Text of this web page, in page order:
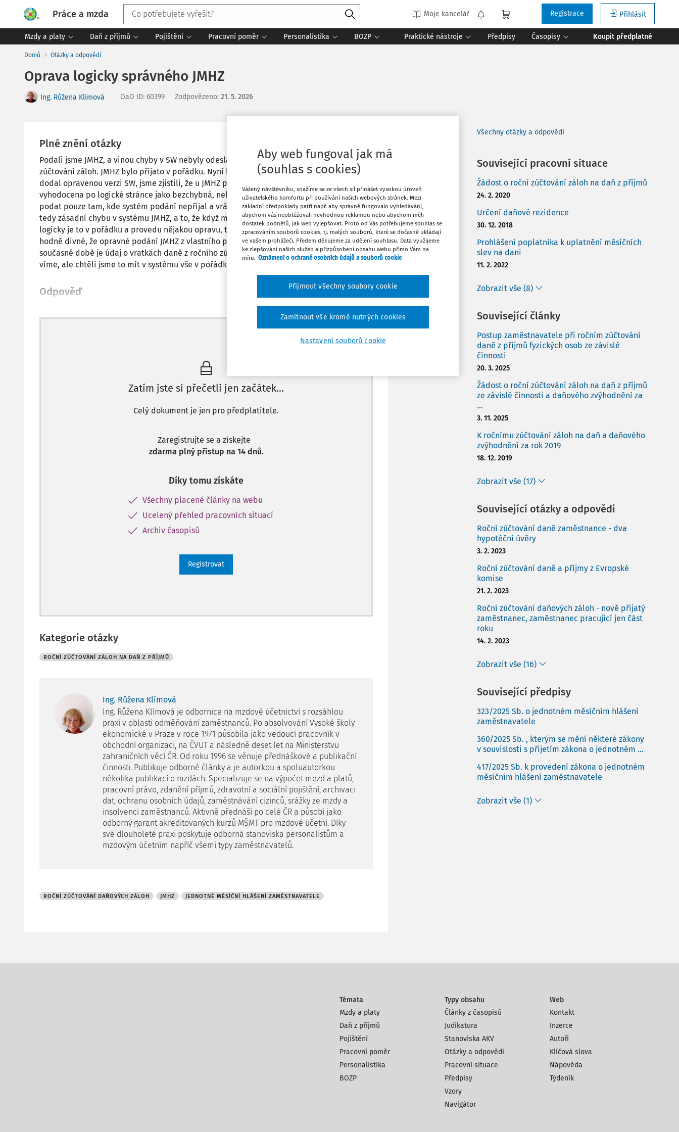
Práce a mzda Moje kancelář Přihlásit
Registrace
Mzdy a platy Daň z příjmů Pojištění Pracovní poměr Personalistika BOZP Praktické nástroje Předpisy Časopisy Koupit předplatné
Domů Otázky a odpovědi
Oprava logicky správného JMHZ
Ing. Růžena Klímová OaO ID: 60399 Zodpovězeno: 21. 5. 2026
Plné znění otázky
Podali jsme JMHZ, a vinou chyby v SW nebyly odeslány údaje o vratkách z ročního
zúčtování záloh. JMHZ bylo přijato v pořádku. Nyní když nám výrobce SW oznámil chybu a
dodal opravenou verzi SW, jsme zjistili, že u JMHZ podání, která byla systémem přijata a
vyhodocena po logické stránce jako bezchybná, nelze podat opravu. Opravy se nám daří
podat pouze tam, kde systém podání nepřijal a vrátil zpět chybové hlášení. Odhalili jsme
tedy zásadní chybu v systému JMHZ, a to, že když mám ve mzdách nějakou chybu, ale
logicky je to v pořádku a provedu nějakou opravu, tak opravné JMHZ nepodám? Přijde mi
hodně divné, že opravné podání JMHZ z vlastního podnětu nemám šanci podat. To že v
současné době je údaj o vratkách daně z ročního zúčtování nepovinný údaj, samozřejmě
víme, ale chtěli jsme to mít v systému vše v pořádku.
Odpověď
Máte předplatné? Přihlaste se
Zatím jste si přečetli jen začátek…
Celý dokument je jen pro předplatitele.
Zaregistrujte se a získejte
zdarma plný přístup na 14 dnů.
Díky tomu získáte
Všechny placené články na webu
Ucelený přehled pracovních situací
Archiv časopisů
Registrovat
Kategorie otázky
ROČNÍ ZÚČTOVÁNÍ ZÁLOH NA DAŇ Z PŘÍJMŮ
Ing. Růžena Klímová
Ing. Růžena Klímová je odbornice na mzdové účetnictví s rozsáhlou
praxí v oblasti odměňování zaměstnanců. Po absolvování Vysoké školy
ekonomické v Praze v roce 1971 působila jako vedoucí pracovník v
obchodní organizaci, na ČVUT a následně deset let na Ministerstvu
zahraničních věcí ČR. Od roku 1996 se věnuje přednáškové a publikační
činnosti. Publikuje odborné články a je autorkou a spoluautorkou
několika publikací o mzdách. Specializuje se na výpočet mezd a platů,
pracovní právo, zdanění příjmů, zdravotní a sociální pojištění, archivaci
dat, ochranu osobních údajů, zaměstnávání cizinců, srážky ze mzdy a
insolvenci zaměstnanců. Aktivně přednáší po celé ČR a působí jako
odborný garant akreditovaných kurzů MŠMT pro mzdové účetní. Díky
své dlouholeté praxi poskytuje odborná stanoviska personalistům a
mzdovým účetním napříč všemi typy zaměstnavatelů.
ROČNÍ ZÚČTOVÁNÍ DAŇOVÝCH ZÁLOH JMHZ JEDNOTNÉ MĚSÍČNÍ HLÁŠENÍ ZAMĚSTNAVATELE
Tisknout
Sdílet
Všechny otázky a odpovědi
Související pracovní situace
Žádost o roční zúčtování záloh na daň z příjmů
24. 2. 2020
Určení daňové rezidence
30. 12. 2018
Prohlášení poplatníka k uplatnění měsíčních
slev na dani
11. 2. 2022
Zobrazit vše (8)
Související články
Postup zaměstnavatele při ročním zúčtování
daně z příjmů fyzických osob ze závislé
činnosti
20. 3. 2025
Žádost o roční zúčtování záloh na daň z příjmů
ze závislé činnosti a daňového zvýhodnění za
...
3. 11. 2025
K ročnímu zúčtování záloh na daň a daňového
zvýhodnění za rok 2019
18. 12. 2019
Zobrazit vše (17)
Související otázky a odpovědi
Roční zúčtování daně zaměstnance - dva
hypotéční úvěry
3. 2. 2023
Roční zúčtování daně a příjmy z Evropské
komise
21. 2. 2023
Roční zúčtování daňových záloh - nově přijatý
zaměstnanec, zaměstnanec pracující jen část
roku
14. 2. 2023
Zobrazit vše (16)
Související předpisy
323/2025 Sb. o jednotném měsíčním hlášení
zaměstnavatele
360/2025 Sb. , kterým se mění některé zákony
v souvislosti s přijetím zákona o jednotném ...
417/2025 Sb. k provedení zákona o jednotném
měsíčním hlášení zaměstnavatele
Zobrazit vše (1)
Témata
Mzdy a platy
Daň z příjmů
Pojištění
Pracovní poměr
Personalistika
BOZP
Typy obsahu
Články z časopisů
Judikatura
Stanoviska AKV
Otázky a odpovědi
Pracovní situace
Předpisy
Vzory
Navigátor
Web
Kontakt
Inzerce
Autoři
Klíčová slova
Nápověda
Týdeník
Aby web fungoval jak má
(souhlas s cookies)
Vážený návštěvníku, snažíme se ze všech sil přinášet vysokou úroveň
uživatelského komfortu při používání našich webových stránek. Mezi
základní předpoklady patří např. aby správně fungovalo vyhledávání,
abychom vás neobtěžovali nevhodnou reklamou nebo abychom měli
dostatek podnětů, jak web vylepšovat. Proto od Vás potřebujeme souhlas se
zpracováním souborů cookies, tj. malých souborů, které se dočasně ukládají
ve vašem prohlížeči. Předem děkujeme za udělení souhlasu. Data využijeme
ke zlepšování našich služeb a přizpůsobení obsahu webu přímo Vám na
míru. Oznámení o ochraně osobních údajů a souborů cookie
Nastavení souborů cookie
Zamítnout vše kromě nutných cookies
Přijmout všechny soubory cookie